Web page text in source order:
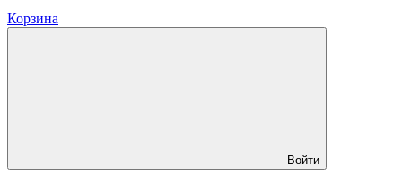
Корзина
Войти